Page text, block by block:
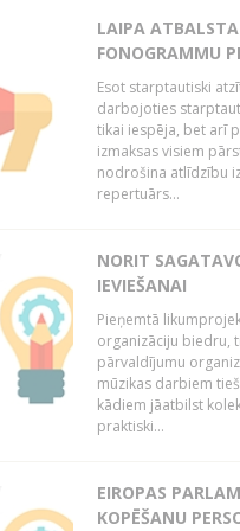
LAIPA
FONOGRAMMU
Esot starptautiski
darbojoties
tikai iespēja, bet arī
izmaksas visiem
nodrošina atlīdzību
repertuārs...
NORIT
IEVIEŠANAI
Pieņemtā
organizāciju biedru,
pārvaldījumu
mūzikas darbiem
kādiem jāatbilst
praktiski...
EIROPAS
KOPĒŠANU